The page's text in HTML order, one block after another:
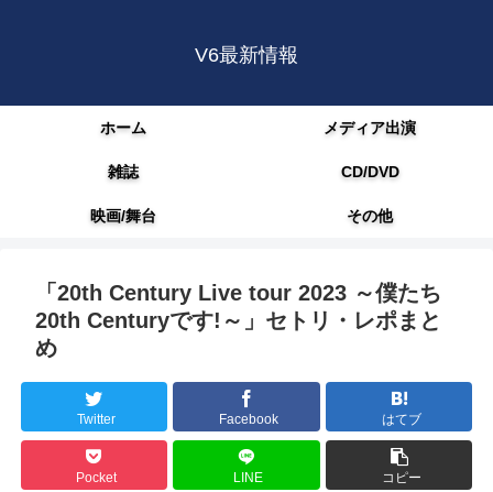
V6最新情報
ホーム メディア出演
雑誌 CD/DVD
映画/舞台 その他
「20th Century Live tour 2023 ～僕たち
20th Centuryです!～」セトリ・レポまと
め
Twitter Facebook はてブ
Pocket LINE コピー